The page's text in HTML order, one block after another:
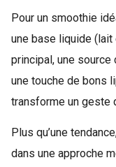
Pour un smoothie
une base liquide
principal, une
une touche de bons
transforme un geste
Plus qu’une
dans une approche